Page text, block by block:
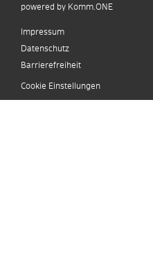
powered by Komm.ONE
Impressum
Datenschutz
Barrierefreiheit
Cookie Einstellungen